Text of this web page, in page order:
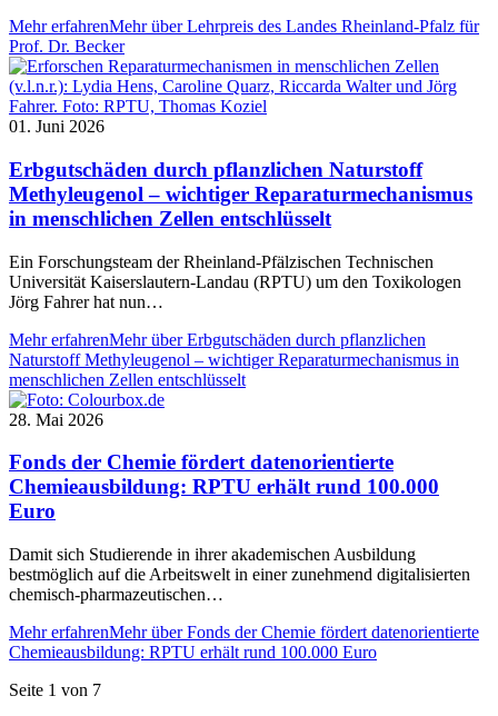
Mehr erfahrenMehr über Lehrpreis des Landes Rheinland-Pfalz für
Prof. Dr. Becker
01. Juni 2026
Erbgutschäden durch pflanzlichen Naturstoff
Methyleugenol – wichtiger Reparaturmechanismus
in menschlichen Zellen entschlüsselt
Ein Forschungsteam der Rheinland-Pfälzischen Technischen
Universität Kaiserslautern-Landau (RPTU) um den Toxikologen
Jörg Fahrer hat nun…
Mehr erfahrenMehr über Erbgutschäden durch pflanzlichen
Naturstoff Methyleugenol – wichtiger Reparaturmechanismus in
menschlichen Zellen entschlüsselt
28. Mai 2026
Fonds der Chemie fördert datenorientierte
Chemieausbildung: RPTU erhält rund 100.000
Euro
Damit sich Studierende in ihrer akademischen Ausbildung
bestmöglich auf die Arbeitswelt in einer zunehmend digitalisierten
chemisch-pharmazeutischen…
Mehr erfahrenMehr über Fonds der Chemie fördert datenorientierte
Chemieausbildung: RPTU erhält rund 100.000 Euro
Seite 1 von 7